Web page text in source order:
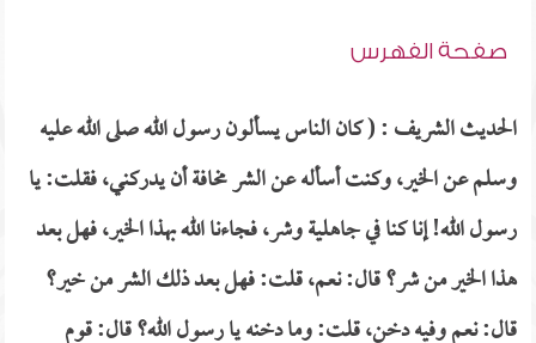
صفحة الفهرس
الحديث الشريف : ( كان الناس يسألون رسول الله صلى الله عليه
وسلم عن الخير، وكنت أسأله عن الشر مخافة أن يدركني، فقلت: يا
رسول الله! إنا كنا في جاهلية وشر، فجاءنا الله بهذا الخير، فهل بعد
هذا الخير من شر؟ قال: نعم، قلت: فهل بعد ذلك الشر من خير؟
قال: نعم وفيه دخن، قلت: وما دخنه يا رسول الله؟ قال: قوم